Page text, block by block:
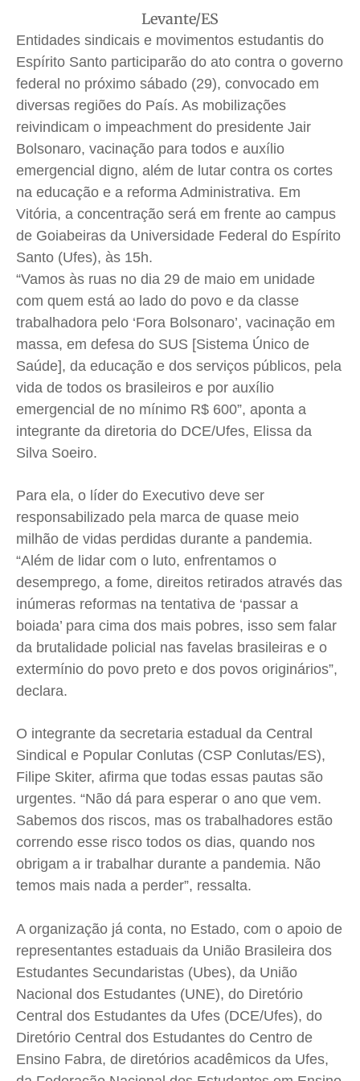
Expediente
Contato
Termos de Uso
Privacidade
Expediente
Contato
Termos de Uso
Privacidade
Expediente
Contato
Termos de Uso
Privacidade
Expediente
Contato
Termos de Uso
Privacidade
Levante/ES
Entidades sindicais e movimentos estudantis do
Espírito Santo participarão do ato contra o governo
federal no próximo sábado (29), convocado em
diversas regiões do País. As mobilizações
reivindicam o impeachment do presidente Jair
Bolsonaro, vacinação para todos e auxílio
emergencial digno, além de lutar contra os cortes
na educação e a reforma Administrativa. Em
Vitória, a concentração será em frente ao campus
de Goiabeiras da Universidade Federal do Espírito
Santo (Ufes), às 15h.
“Vamos às ruas no dia 29 de maio em unidade
com quem está ao lado do povo e da classe
trabalhadora pelo ‘Fora Bolsonaro’, vacinação em
massa, em defesa do SUS [Sistema Único de
Saúde], da educação e dos serviços públicos, pela
vida de todos os brasileiros e por auxílio
emergencial de no mínimo R$ 600”, aponta a
integrante da diretoria do DCE/Ufes, Elissa da
Silva Soeiro.
Para ela, o líder do Executivo deve ser
responsabilizado pela marca de quase meio
milhão de vidas perdidas durante a pandemia.
“Além de lidar com o luto, enfrentamos o
desemprego, a fome, direitos retirados através das
inúmeras reformas na tentativa de ‘passar a
boiada’ para cima dos mais pobres, isso sem falar
da brutalidade policial nas favelas brasileiras e o
extermínio do povo preto e dos povos originários”,
declara.
O integrante da secretaria estadual da Central
Sindical e Popular Conlutas (CSP Conlutas/ES),
Filipe Skiter, afirma que todas essas pautas são
urgentes. “Não dá para esperar o ano que vem.
Sabemos dos riscos, mas os trabalhadores estão
correndo esse risco todos os dias, quando nos
obrigam a ir trabalhar durante a pandemia. Não
temos mais nada a perder”, ressalta.
A organização já conta, no Estado, com o apoio de
representantes estaduais da União Brasileira dos
Estudantes Secundaristas (Ubes), da União
Nacional dos Estudantes (UNE), do Diretório
Central dos Estudantes da Ufes (DCE/Ufes), do
Diretório Central dos Estudantes do Centro de
Ensino Fabra, de diretórios acadêmicos da Ufes,